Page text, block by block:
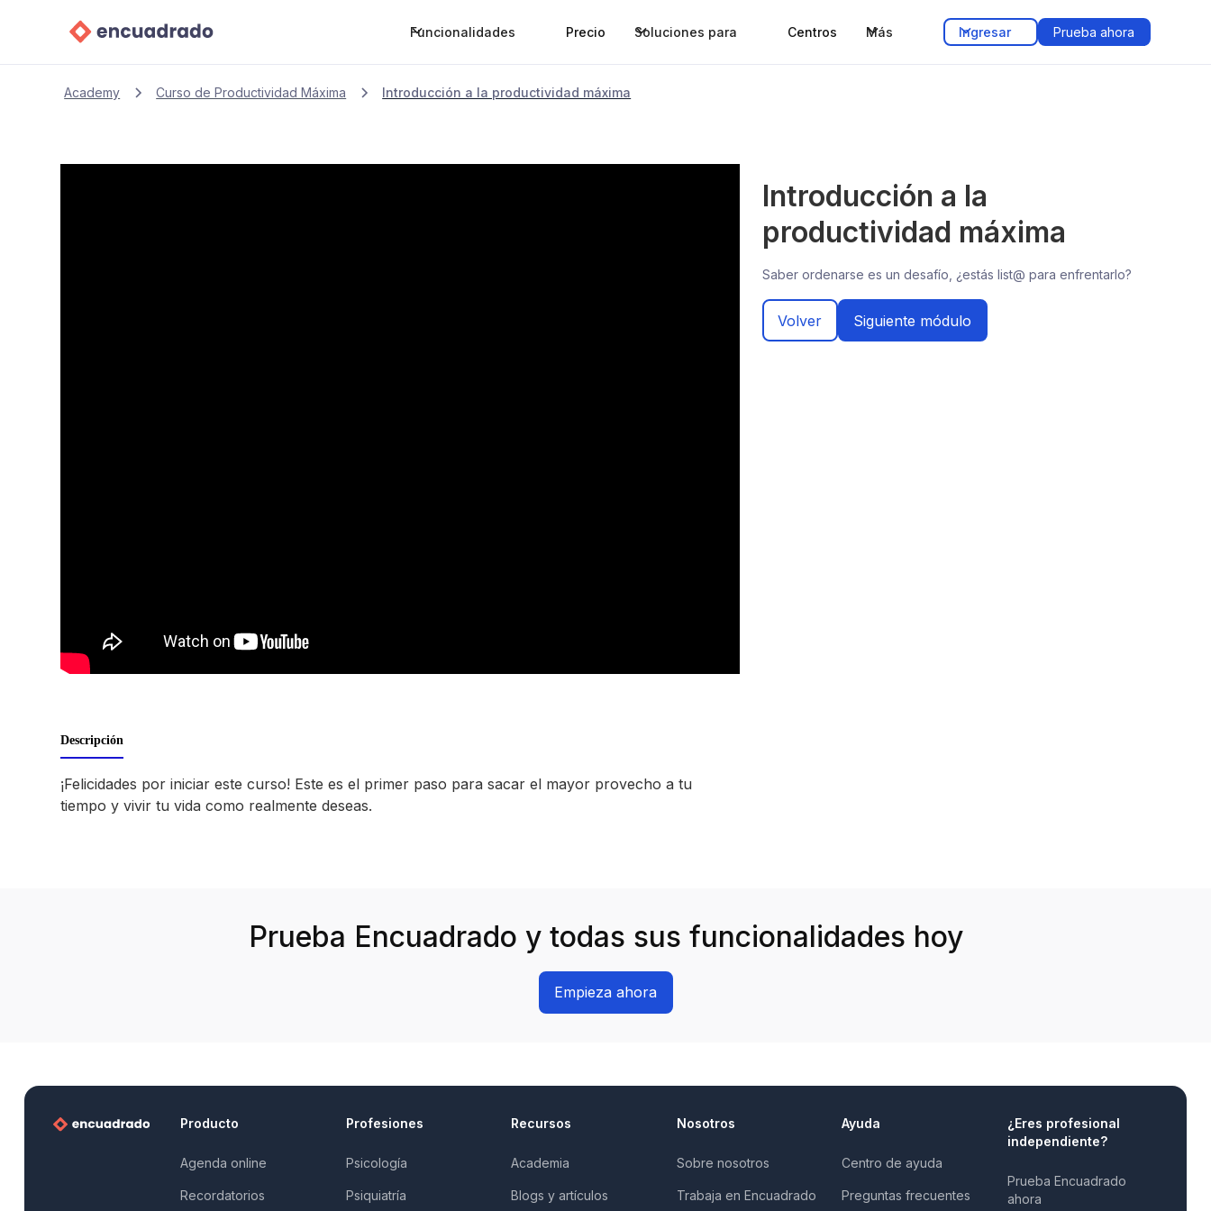
Funcionalidades Precio Soluciones para Centros Más Ingresar Prueba ahora
Academy Curso de Productividad Máxima Introducción a la productividad máxima
Introducción a la
productividad máxima
Saber ordenarse es un desafío, ¿estás list@ para enfrentarlo?
Volver Siguiente módulo
Descripción
¡Felicidades por iniciar este curso! Este es el primer paso para sacar el mayor provecho a tu
tiempo y vivir tu vida como realmente deseas.
Prueba Encuadrado y todas sus funcionalidades hoy
Empieza ahora
Producto
Agenda online
Recordatorios
Profesiones
Psicología
Psiquiatría
Recursos
Academia
Blogs y artículos
Nosotros
Sobre nosotros
Trabaja en Encuadrado
Ayuda
Centro de ayuda
Preguntas frecuentes
¿Eres profesional
independiente?
Prueba Encuadrado
ahora